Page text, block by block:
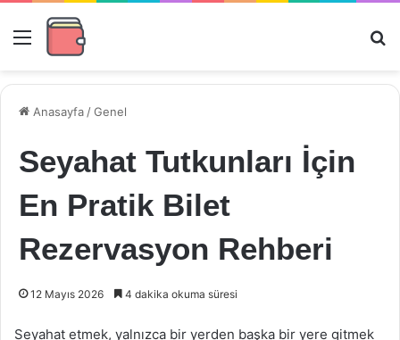
Menü
Anasayfa /Genel
Seyahat Tutkunları İçin
En Pratik Bilet
Rezervasyon Rehberi
12 Mayıs 2026 4 dakika okuma süresi
Seyahat etmek, yalnızca bir yerden başka bir yere gitmek